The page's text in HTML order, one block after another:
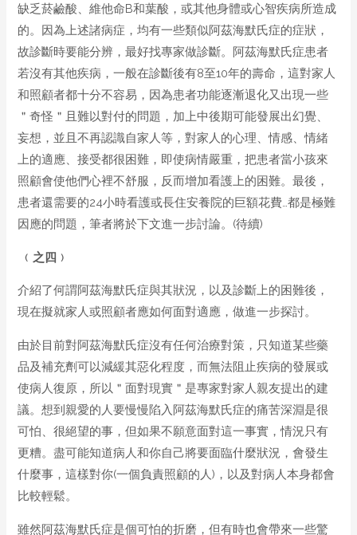
缺乏菸鹼酸、維他命B和葉酸，或其他身體或心智疾病所造成
的。因為上述諸病症，均有一些類似阿茲海默氏症的症狀，
故診斷時要能分辨，最好找專家做診斷。阿茲海默氏症患者
若沒有其他疾病，一般在診斷後有8至10年的壽命，這對家人
和照顧者都十分不容易，因為患者功能逐漸退化又出現一些
＂奇怪＂且難以對付的問題，加上中後期可能發展出幻覺、
妄想，並且不再認識自家人等，對家人的心理、情感、情緒
上的適應、接受都很困難，即使病情嚴重，把患者當小孩來
照顧會使他們心裡不舒服，反而增加看護上的困難。最後，
患者還需要的24小時看護或長住安養院的巨額花費…都是極難
因應的問題，筆者將於下文進一步討論。(待續)
﹙之四 ﹚
介紹了何謂阿茲海默氏症與其狀況，以及診斷上的困難後，
現在擬就家人或照顧者應如何面對適應，做進一步探討。
由於目前對阿茲海默氏症沒有任何治療對策，只知道某些藥
品及補充劑可以減緩其惡化程度，而無法阻止疾病的發展或
使病人復原，所以＂面對現實＂是專家對家人親友提出的建
議。想到親愛的人要慢慢陷入阿茲海默氏症的痛苦深淵是很
可怕、很絕望的事，但如果不願意面對這一事實，情況只有
更糟。盡可能知道病人和你自己將要面臨什麼狀況，會發生
什麼事，這樣對你(一個負責照顧的人)，以及對病人本身都會
比較輕鬆。
雖然阿茲海默氏症是個可怕的折磨，但有時也會帶來一些驚